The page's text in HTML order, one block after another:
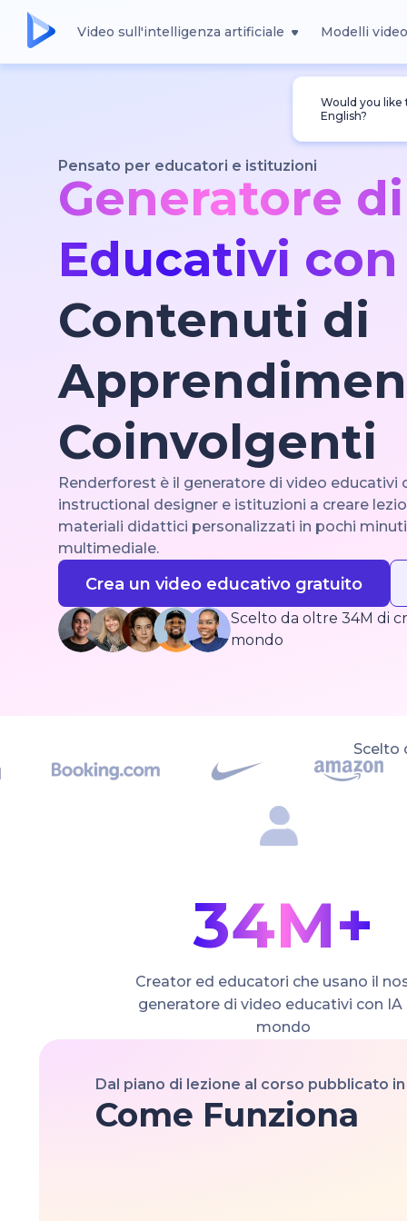
Video sull'intelligenza artificiale Modelli video
Would you
English?
Pensato per educatori e istituzioni
Generatore
Educativi
Contenuti di
Coinvolgenti
Renderforest è il generatore di video
instructional designer e istituzioni a creare
materiali didattici personalizzati in pochi
multimediale.
Crea un video educativo gratuito
Scelto da oltre 34M di
mondo
Scelto
34M+
Creator ed educatori che usano il
generatore di video educativi con IA
mondo
Dal piano di lezione al corso pubblicato
Come Funziona